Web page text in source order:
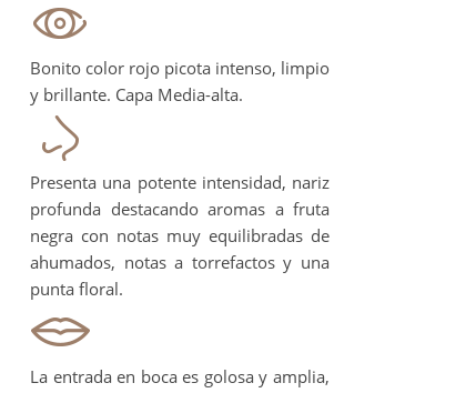
Bonito color rojo picota intenso, limpio
y brillante. Capa Media-alta.
Presenta una potente intensidad, nariz
profunda destacando aromas a fruta
negra con notas muy equilibradas de
ahumados, notas a torrefactos y una
punta floral.
La entrada en boca es golosa y amplia,